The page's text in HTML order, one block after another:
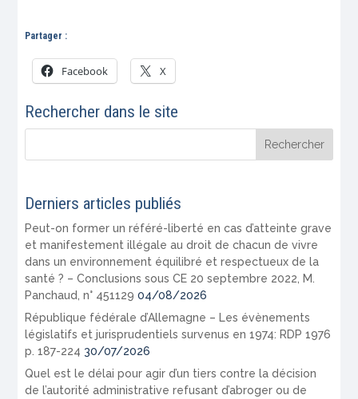
Partager :
Facebook X
Rechercher dans le site
Derniers articles publiés
Peut-on former un référé-liberté en cas d’atteinte grave
et manifestement illégale au droit de chacun de vivre
dans un environnement équilibré et respectueux de la
santé ? – Conclusions sous CE 20 septembre 2022, M.
Panchaud, n° 451129 04/08/2026
République fédérale d’Allemagne – Les évènements
législatifs et jurisprudentiels survenus en 1974: RDP 1976
p. 187-224 30/07/2026
Quel est le délai pour agir d’un tiers contre la décision
de l’autorité administrative refusant d’abroger ou de